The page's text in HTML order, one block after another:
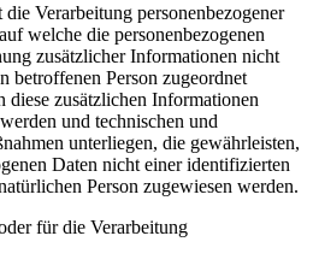
Verarbeitung personenbezogener
welche die personenbezogenen
zusätzlicher Informationen nicht
betroffenen Person zugeordnet
diese zusätzlichen Informationen
und technischen und
unterliegen, die gewährleisten,
Daten nicht einer identifizierten
Person zugewiesen werden.
für die Verarbeitung